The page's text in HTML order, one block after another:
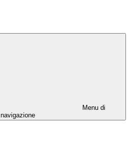
Menu di
navigazione